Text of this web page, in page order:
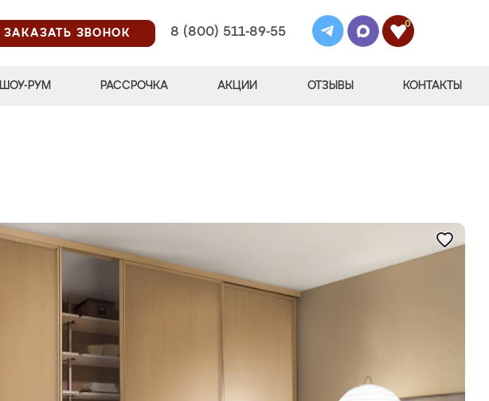
ЗАКАЗАТЬ ЗВОНОК
8 (800) 511-89-55
0
ШОУ-РУМ РАССРОЧКА АКЦИИ ОТЗЫВЫ КОНТАКТЫ